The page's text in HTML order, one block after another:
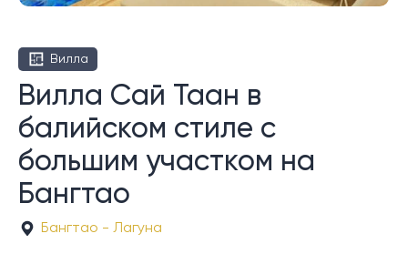
Вилла
Вилла Сай Таан в
балийском стиле с
большим участком на
Бангтао
Бангтао - Лагуна